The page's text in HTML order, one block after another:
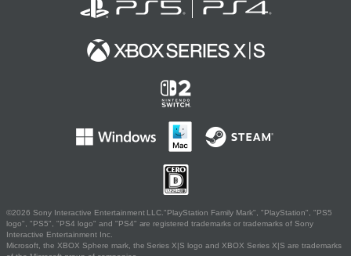
©2026 Sony Interactive Entertainment LLC."PlayStation Family Mark", "PlayStation", "PS5
logo", "PS5", "PS4 logo" and "PS4" are registered trademarks or trademarks of Sony
Interactive Entertainment Inc.
Microsoft, the XBOX Sphere mark, the Series X|S logo and XBOX Series X|S are trademarks